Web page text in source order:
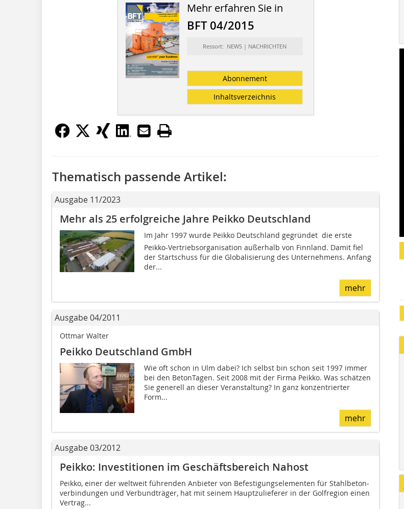
Mehr erfahren Sie in
BFT 04/2015
Ressort: NEWS | NACHRICHTEN
Abonnement
Inhaltsverzeichnis
Thematisch passende Artikel:
Ausgabe 11/2023
Mehr als 25 erfolgreiche Jahre Peikko Deutschland
Im Jahr 1997 wurde Peikko Deutschland gegründet  die erste
Peikko-Vertriebsorganisation außerhalb von Finnland. Damit fiel
der Startschuss für die Globalisierung des Unternehmens. Anfang
der...
mehr
Ausgabe 04/2011
Ottmar Walter
Peikko Deutschland GmbH
Wie oft schon in Ulm dabei? Ich selbst bin schon seit 1997 immer
bei den BetonTagen. Seit 2008 mit der Firma Peikko. Was schätzen
Sie generell an dieser Veranstaltung? In ganz konzentrierter
Form...
mehr
Ausgabe 03/2012
Peikko: Investitionen im Geschäftsbereich Nahost
Peikko, einer der weltweit füh­renden Anbieter von Befes­ti­gungselementen für Stahlbeton­
verbindungen und Verbundträger, hat mit seinem Hauptzulieferer in der Golfregion einen
Vertrag...